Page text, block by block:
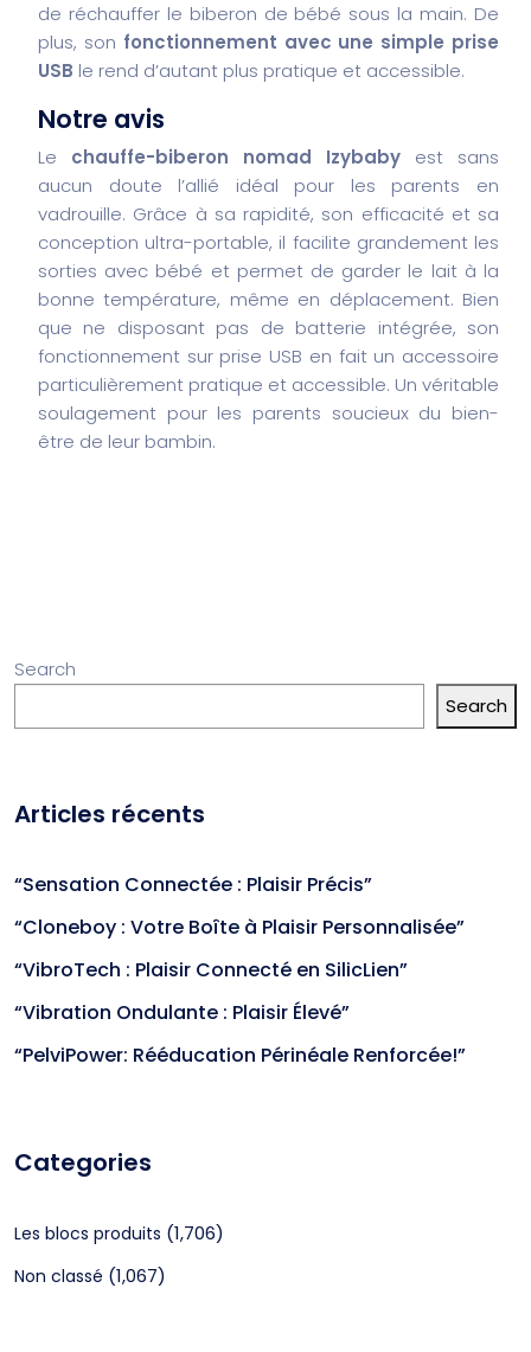
de réchauffer le biberon de bébé sous la main. De
plus, son fonctionnement avec une simple prise
USB le rend d’autant plus pratique et accessible.
Notre avis
Le chauffe-biberon nomad Izybaby est sans
aucun doute l’allié idéal pour les parents en
vadrouille. Grâce à sa rapidité, son efficacité et sa
conception ultra-portable, il facilite grandement les
sorties avec bébé et permet de garder le lait à la
bonne température, même en déplacement. Bien
que ne disposant pas de batterie intégrée, son
fonctionnement sur prise USB en fait un accessoire
particulièrement pratique et accessible. Un véritable
soulagement pour les parents soucieux du bien-
être de leur bambin.
Search
Search
Articles récents
“Sensation Connectée : Plaisir Précis”
“Cloneboy : Votre Boîte à Plaisir Personnalisée”
“VibroTech : Plaisir Connecté en SilicLien”
“Vibration Ondulante : Plaisir Élevé”
“PelviPower: Rééducation Périnéale Renforcée!”
Categories
Les blocs produits (1,706)
Non classé (1,067)